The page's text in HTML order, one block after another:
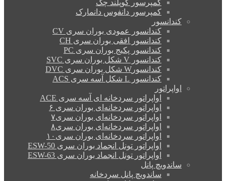
کمپرسور کوپلند چک
کمپرسور دانفوس دانمارک
کندانسور
کندانسور عمودی بوران سری CV
کندانسور افقی بوران سری CH
کندانسور پکیج بوران سری PC
کندانسور V شکل بوران سری SVC
کندانسورW شکل بوران سری DVC
کندانسور L شکل آسه سری ACS
اواپراتور
اواپراتور سردخانه ای آسه سری ACE
اواپراتور سردخانه‌ای بوران سری ۶
اواپراتور سردخانه‌ای بوران سری۷
اواپراتور سردخانه‌ای بوران سری۸
اواپراتور سردخانه‌ای بوران سری۱۰
اواپراتور تونل انجماد بوران سری ESW-50
اواپراتور تونل انجماد بوران سری ESW-63
ساندویچ پانل
ساندویچ پانل سردخانه